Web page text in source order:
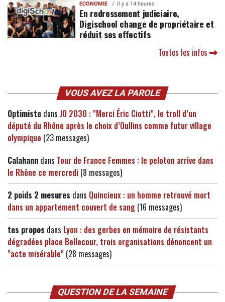
ECONOMIE Il y a 14 heures
En redressement judiciaire,
Digischool change de propriétaire et
réduit ses effectifs
Toutes les infos
VOUS AVEZ LA PAROLE
Optimiste dans JO 2030 : "Merci Éric Ciotti", le troll d’un
député du Rhône après le choix d’Oullins comme futur village
olympique (23 messages)
Calahann dans Tour de France Femmes : le peloton arrive dans
le Rhône ce mercredi (8 messages)
2 poids 2 mesures dans Quincieux : un homme retrouvé mort
dans un appartement couvert de sang (16 messages)
tes propos dans Lyon : des gerbes en mémoire de résistants
dégradées place Bellecour, trois organisations dénoncent un
"acte misérable" (28 messages)
QUESTION DE LA SEMAINE